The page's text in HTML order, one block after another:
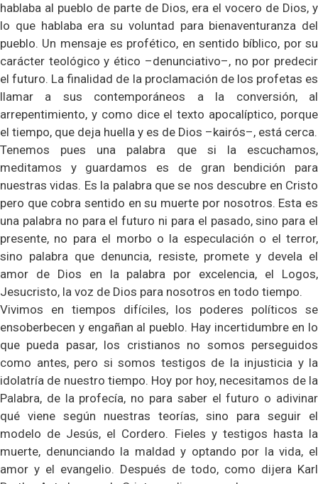
hablaba al pueblo de parte de Dios, era el vocero de Dios, y
lo que hablaba era su voluntad para bienaventuranza del
pueblo. Un mensaje es profético, en sentido bíblico, por su
carácter teológico y ético –denunciativo–, no por predecir
el futuro. La finalidad de la proclamación de los profetas es
llamar a sus contemporáneos a la conversión, al
arrepentimiento, y como dice el texto apocalíptico, porque
el tiempo, que deja huella y es de Dios –kairós–, está cerca.
Tenemos pues una palabra que si la escuchamos,
meditamos y guardamos es de gran bendición para
nuestras vidas. Es la palabra que se nos descubre en Cristo
pero que cobra sentido en su muerte por nosotros. Esta es
una palabra no para el futuro ni para el pasado, sino para el
presente, no para el morbo o la especulación o el terror,
sino palabra que denuncia, resiste, promete y devela el
amor de Dios en la palabra por excelencia, el Logos,
Jesucristo, la voz de Dios para nosotros en todo tiempo.
Vivimos en tiempos difíciles, los poderes políticos se
ensoberbecen y engañan al pueblo. Hay incertidumbre en lo
que pueda pasar, los cristianos no somos perseguidos
como antes, pero si somos testigos de la injusticia y la
idolatría de nuestro tiempo. Hoy por hoy, necesitamos de la
Palabra, de la profecía, no para saber el futuro o adivinar
qué viene según nuestras teorías, sino para seguir el
modelo de Jesús, el Cordero. Fieles y testigos hasta la
muerte, denunciando la maldad y optando por la vida, el
amor y el evangelio. Después de todo, como dijera Karl